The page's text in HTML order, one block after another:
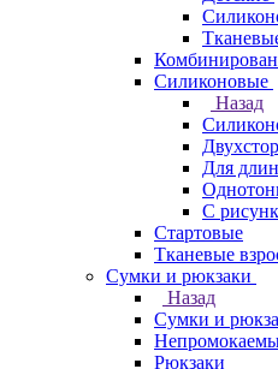
Силиконовые
Назад
Для
С
Стартовые
Тканевые
Сумки и рюкзаки
Назад
Сумки и
Рюкзаки